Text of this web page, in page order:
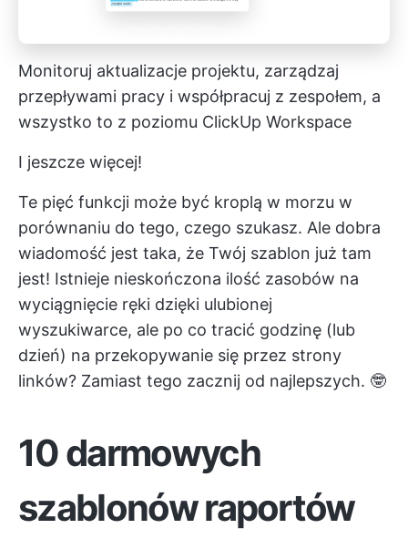
Monitoruj aktualizacje projektu, zarządzaj
przepływami pracy i współpracuj z zespołem, a
wszystko to z poziomu ClickUp Workspace
I jeszcze więcej!
Te pięć funkcji może być kroplą w morzu w
porównaniu do tego, czego szukasz. Ale dobra
wiadomość jest taka, że Twój szablon już tam
jest! Istnieje nieskończona ilość zasobów na
wyciągnięcie ręki dzięki ulubionej
wyszukiwarce, ale po co tracić godzinę (lub
dzień) na przekopywanie się przez strony
linków? Zamiast tego zacznij od najlepszych. 🤓
10 darmowych
szablonów raportów